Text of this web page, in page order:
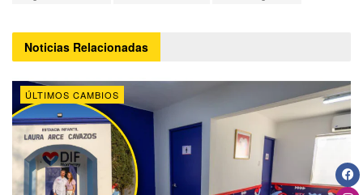
Noticias Relacionadas
ÚLTIMOS CAMBIOS